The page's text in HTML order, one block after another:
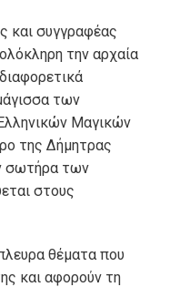
και συγγραφέας
την αρχαία
των
Μαγικών
της Δήμητρας
σωτήρα των
στους
θέματα που
και αφορούν τη